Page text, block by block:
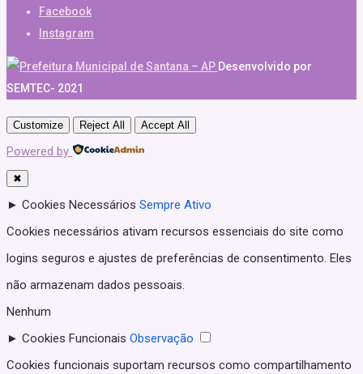
Facebook
Instagram
Desenvolvido por
SEMTEC- 2021
Customize Reject All Accept All
Powered by
✖
► Cookies Necessários Sempre Ativo
Cookies necessários ativam recursos essenciais do site como
logins seguros e ajustes de preferências de consentimento. Eles
não armazenam dados pessoais.
Nenhum
► Cookies Funcionais Observação
Cookies funcionais suportam recursos como compartilhamento